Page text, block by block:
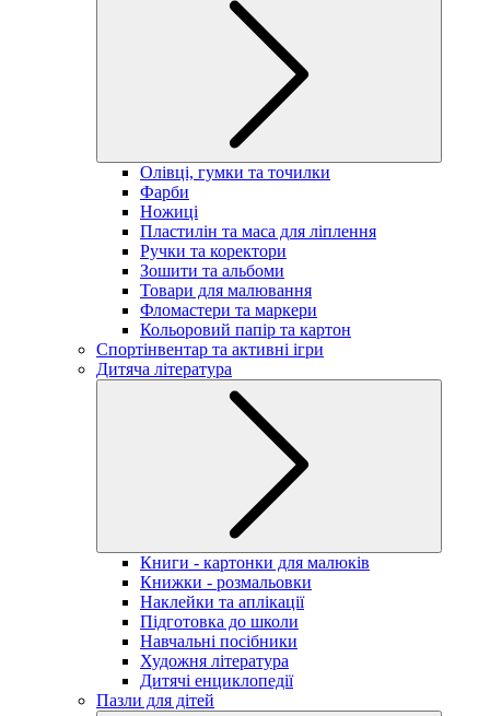
Олівці, гумки та точилки
Фарби
Ножиці
Пластилін та маса для ліплення
Ручки та коректори
Зошити та альбоми
Товари для малювання
Фломастери та маркери
Кольоровий папір та картон
Спортінвентар та активні ігри
Дитяча література
Книги - картонки для малюків
Книжки - розмальовки
Наклейки та аплікації
Підготовка до школи
Навчальні посібники
Художня література
Дитячі енциклопедії
Пазли для дітей